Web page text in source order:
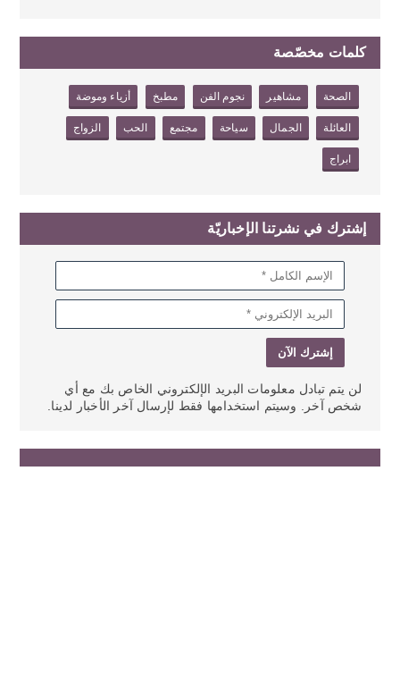
كلمات مخصّصة
الصحة مشاهير نجوم الفن مطبخ أزياء وموضة
العائلة الجمال سياحة مجتمع الحب الزواج
ابراج
إشترك في نشرتنا الإخباريّة
لن يتم تبادل معلومات البريد الإلكتروني الخاص بك مع أي
شخص آخر. وسيتم استخدامها فقط لإرسال آخر الأخبار لدينا.